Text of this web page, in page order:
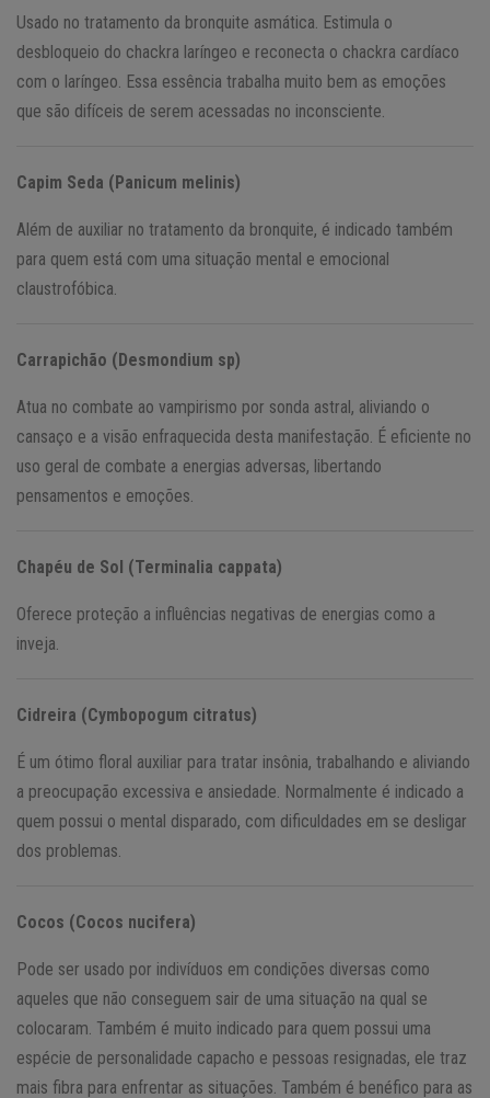
Usado no tratamento da bronquite asmática. Estimula o
desbloqueio do chackra laríngeo e reconecta o chackra cardíaco
com o laríngeo. Essa essência trabalha muito bem as emoções
que são difíceis de serem acessadas no inconsciente.
Capim Seda (Panicum melinis)
Além de auxiliar no tratamento da bronquite, é indicado também
para quem está com uma situação mental e emocional
claustrofóbica.
Carrapichão (Desmondium sp)
Atua no combate ao vampirismo por sonda astral, aliviando o
cansaço e a visão enfraquecida desta manifestação. É eficiente no
uso geral de combate a energias adversas, libertando
pensamentos e emoções.
Chapéu de Sol (Terminalia cappata)
Oferece proteção a influências negativas de energias como a
inveja.
Cidreira (Cymbopogum citratus)
É um ótimo floral auxiliar para tratar insônia, trabalhando e aliviando
a preocupação excessiva e ansiedade. Normalmente é indicado a
quem possui o mental disparado, com dificuldades em se desligar
dos problemas.
Cocos (Cocos nucifera)
Pode ser usado por indivíduos em condições diversas como
aqueles que não conseguem sair de uma situação na qual se
colocaram. Também é muito indicado para quem possui uma
espécie de personalidade capacho e pessoas resignadas, ele traz
mais fibra para enfrentar as situações. Também é benéfico para as